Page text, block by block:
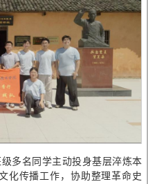
多名同学主动投身基层淬炼本
化传播工作，协助整理革命史